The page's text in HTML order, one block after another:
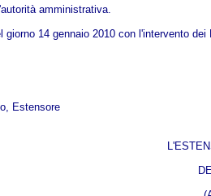
amministrativa.
14 gennaio 2010 con l'intervento dei
Estensore